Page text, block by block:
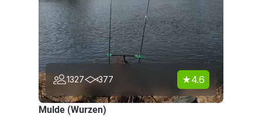
1327 377 4.6
Mulde (Wurzen)